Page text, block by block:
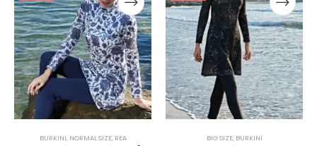
BURKINI, NORMAL SIZE, REA BIG SIZE, BURKINI